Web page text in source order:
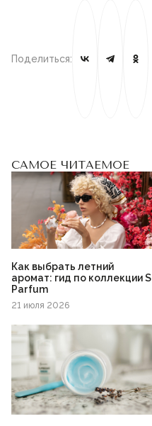
Поделиться:
САМОЕ ЧИТАЕМОЕ
Как выбрать летний
аромат: гид по коллекции S
Parfum
21 июля 2026